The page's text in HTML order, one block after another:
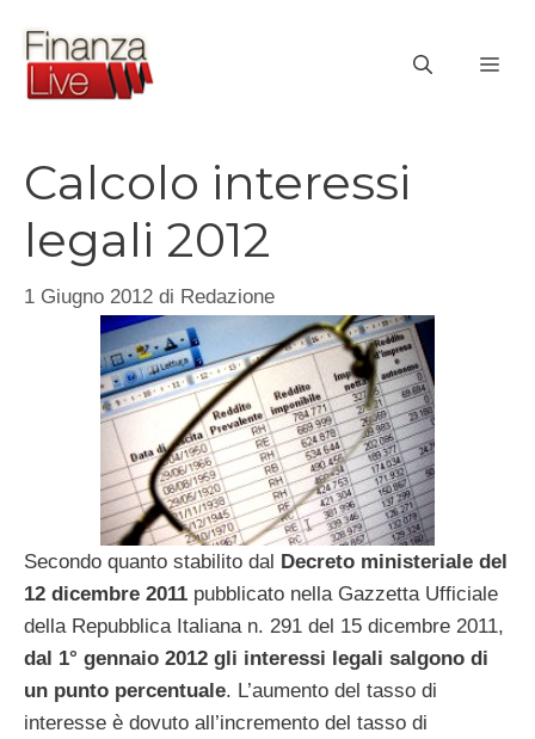
contenuto
Calcolo interessi
legali 2012
1 Giugno 2012 di Redazione
Secondo quanto stabilito dal Decreto ministeriale del
12 dicembre 2011 pubblicato nella Gazzetta Ufficiale
della Repubblica Italiana n. 291 del 15 dicembre 2011,
dal 1° gennaio 2012 gli interessi legali salgono di
un punto percentuale. L’aumento del tasso di
interesse è dovuto all’incremento del tasso di